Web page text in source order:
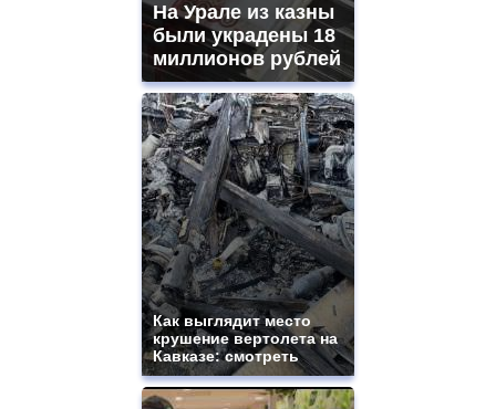
На Урале из казны
были украдены 18
миллионов рублей
Как выглядит место
крушение вертолета на
Кавказе: смотреть